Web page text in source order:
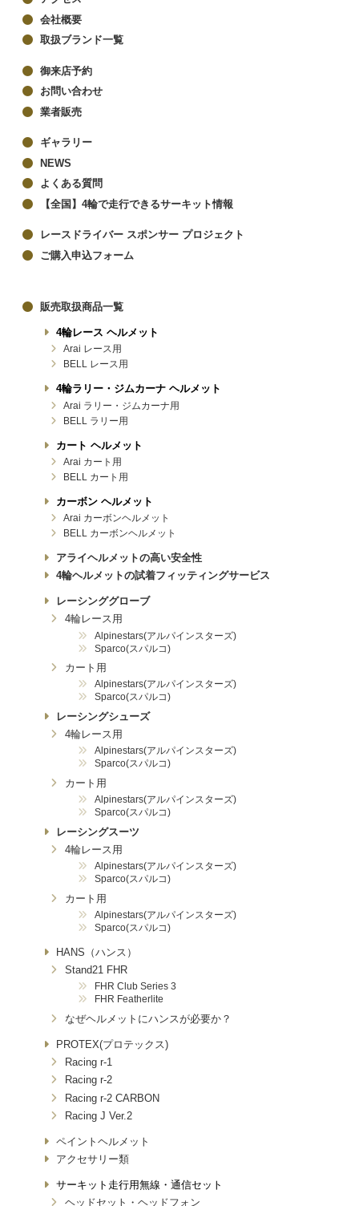
会社概要
取扱ブランド一覧
御来店予約
お問い合わせ
業者販売
ギャラリー
NEWS
よくある質問
【全国】4輪で走行できるサーキット情報
レースドライバー スポンサー プロジェクト
ご購入申込フォーム
販売取扱商品一覧
4輪レース ヘルメット
Arai レース用
BELL レース用
4輪ラリー・ジムカーナ ヘルメット
Arai ラリー・ジムカーナ用
BELL ラリー用
カート ヘルメット
Arai カート用
BELL カート用
カーボン ヘルメット
Arai カーボンヘルメット
BELL カーボンヘルメット
アライヘルメットの高い安全性
4輪ヘルメットの試着フィッティングサービス
レーシンググローブ
4輪レース用
Alpinestars(アルパインスターズ)
Sparco(スパルコ)
カート用
Alpinestars(アルパインスターズ)
Sparco(スパルコ)
レーシングシューズ
4輪レース用
Alpinestars(アルパインスターズ)
Sparco(スパルコ)
カート用
Alpinestars(アルパインスターズ)
Sparco(スパルコ)
レーシングスーツ
4輪レース用
Alpinestars(アルパインスターズ)
Sparco(スパルコ)
カート用
Alpinestars(アルパインスターズ)
Sparco(スパルコ)
HANS（ハンス）
Stand21 FHR
FHR Club Series 3
FHR Featherlite
なぜヘルメットにハンスが必要か？
PROTEX(プロテックス)
Racing r-1
Racing r-2
Racing r-2 CARBON
Racing J Ver.2
ペイントヘルメット
アクセサリー類
サーキット走行用無線・通信セット
ヘッドセット・ヘッドフォン